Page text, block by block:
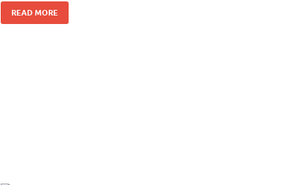
READ MORE